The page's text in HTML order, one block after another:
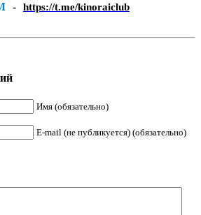
- https://t.me/kinoraiclub
Имя (обязательно)
E-mail (не публикуется) (обязательно)